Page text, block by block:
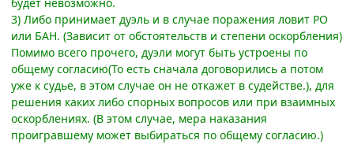
будет невозможно.
3) Либо принимает дуэль и в случае поражения ловит РО
или БАН. (Зависит от обстоятельств и степени оскорбления)
Помимо всего прочего, дуэли могут быть устроены по
общему согласию(То есть сначала договорились а потом
уже к судье, в этом случае он не откажет в судействе.), для
решения каких либо спорных вопросов или при взаимных
оскорблениях. (В этом случае, мера наказания
проигравшему может выбираться по общему согласию.)